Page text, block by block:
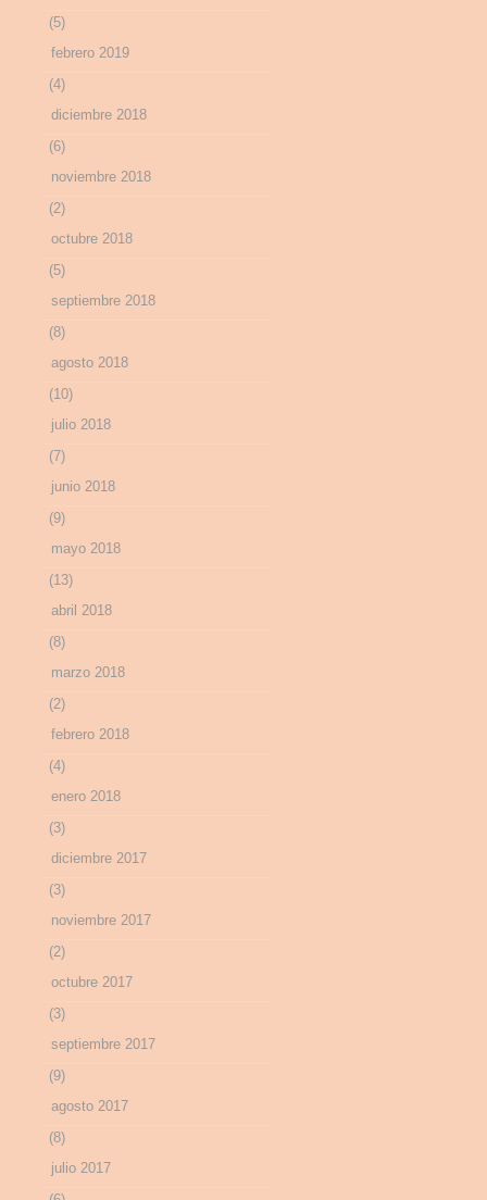
(5)
febrero 2019
(4)
diciembre 2018
(6)
noviembre 2018
(2)
octubre 2018
(5)
septiembre 2018
(8)
agosto 2018
(10)
julio 2018
(7)
junio 2018
(9)
mayo 2018
(13)
abril 2018
(8)
marzo 2018
(2)
febrero 2018
(4)
enero 2018
(3)
diciembre 2017
(3)
noviembre 2017
(2)
octubre 2017
(3)
septiembre 2017
(9)
agosto 2017
(8)
julio 2017